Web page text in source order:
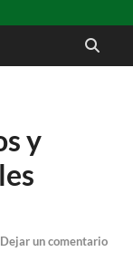
y
Dejar un comentario